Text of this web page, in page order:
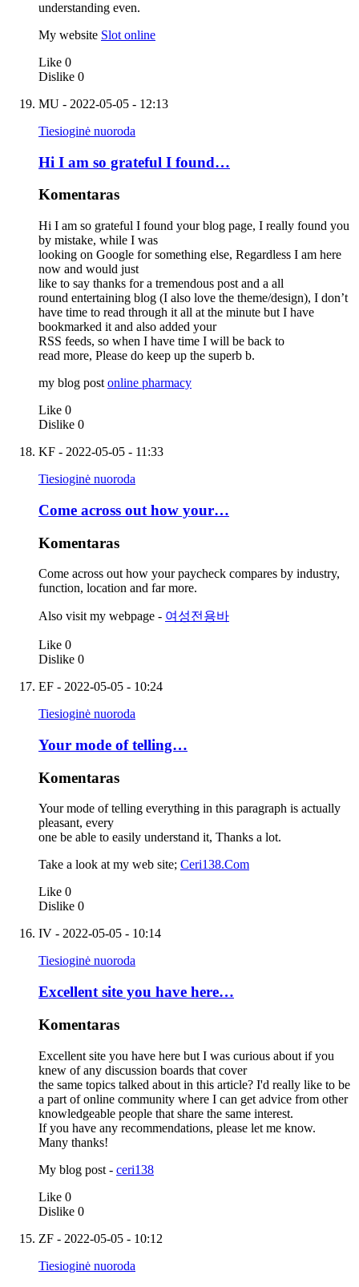
understanding even.
My website Slot online
Like 0
Dislike 0
MU - 2022-05-05 - 12:13
Tiesioginė nuoroda
Hi I am so grateful I found…
Komentaras
Hi I am so grateful I found your blog page, I really found you
by mistake, while I was
looking on Google for something else, Regardless I am here
now and would just
like to say thanks for a tremendous post and a all
round entertaining blog (I also love the theme/design), I don’t
have time to read through it all at the minute but I have
bookmarked it and also added your
RSS feeds, so when I have time I will be back to
read more, Please do keep up the superb b.
my blog post online pharmacy
Like 0
Dislike 0
KF - 2022-05-05 - 11:33
Tiesioginė nuoroda
Come across out how your…
Komentaras
Come across out how your paycheck compares by industry,
function, location and far more.
Also visit my webpage - 여성전용바
Like 0
Dislike 0
EF - 2022-05-05 - 10:24
Tiesioginė nuoroda
Your mode of telling…
Komentaras
Your mode of telling everything in this paragraph is actually
pleasant, every
one be able to easily understand it, Thanks a lot.
Take a look at my web site; Ceri138.Com
Like 0
Dislike 0
IV - 2022-05-05 - 10:14
Tiesioginė nuoroda
Excellent site you have here…
Komentaras
Excellent site you have here but I was curious about if you
knew of any discussion boards that cover
the same topics talked about in this article? I'd really like to be
a part of online community where I can get advice from other
knowledgeable people that share the same interest.
If you have any recommendations, please let me know.
Many thanks!
My blog post - ceri138
Like 0
Dislike 0
ZF - 2022-05-05 - 10:12
Tiesioginė nuoroda